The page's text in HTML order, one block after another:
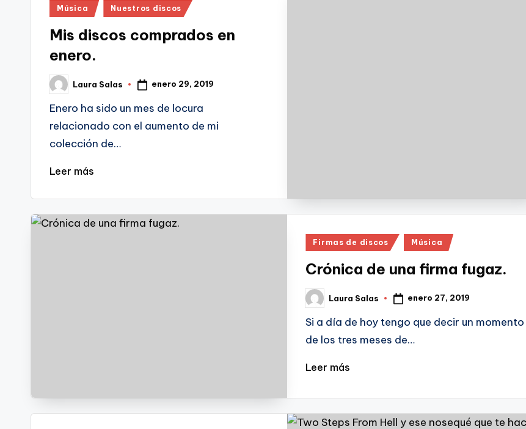
Publicado
Música Nuestros discos
Mis discos comprados en
enero.
Publicado
por
Laura Salas enero 29, 2019
Enero ha sido un mes de locura
relacionado con el aumento de mi
colección de…
Leer más
Publicado
Firmas de discos Música
Crónica de una firma fugaz.
Publicado
por
Laura Salas enero 27, 2019
Si a día de hoy tengo que decir un momento
de los tres meses de…
Leer más